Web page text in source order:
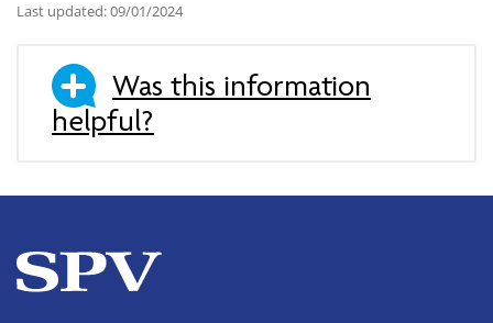
Last updated: 09/01/2024
Was this information
helpful?